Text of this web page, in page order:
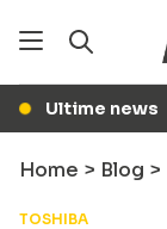
● Ultime news
Home > Blog >
TOSHIBA